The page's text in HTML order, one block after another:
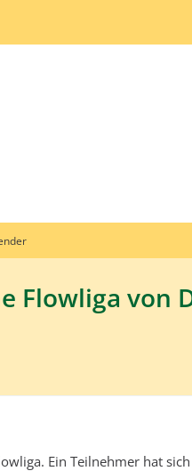
Flowliga von
Ein Teilnehmer hat